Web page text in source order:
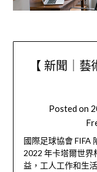
【 新聞｜
Posted on
國際足球協會 FIFA
2022 年卡塔爾世界
益，工人工作和生